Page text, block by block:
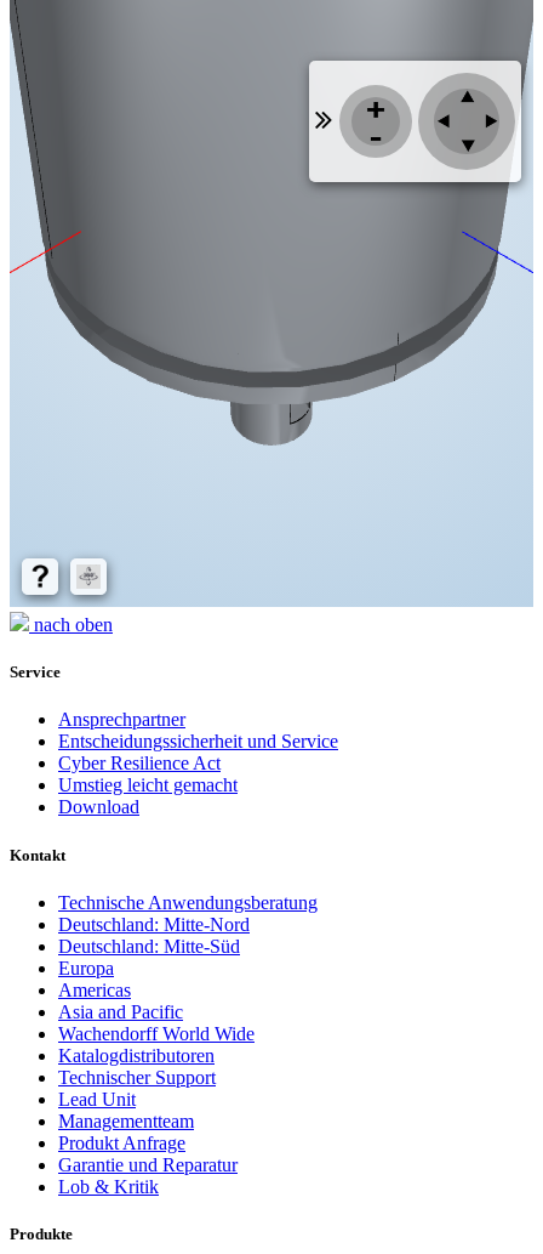
nach oben
Service
Ansprechpartner
Entscheidungssicherheit und Service
Cyber Resilience Act
Umstieg leicht gemacht
Download
Kontakt
Technische Anwendungsberatung
Deutschland: Mitte-Nord
Deutschland: Mitte-Süd
Europa
Americas
Asia and Pacific
Wachendorff World Wide
Katalogdistributoren
Technischer Support
Lead Unit
Managementteam
Produkt Anfrage
Garantie und Reparatur
Lob & Kritik
Produkte